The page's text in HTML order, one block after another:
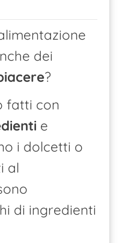
dei
?
fatti con
e
i dolcetti o
al
di ingredienti